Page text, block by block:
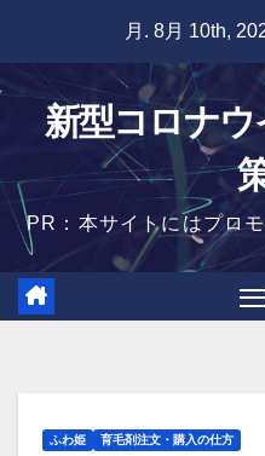
content
月. 8月 10th,
新型コロナ
PR：本サイトにはプロ
ふわ姫 育毛剤注文・購入の仕方